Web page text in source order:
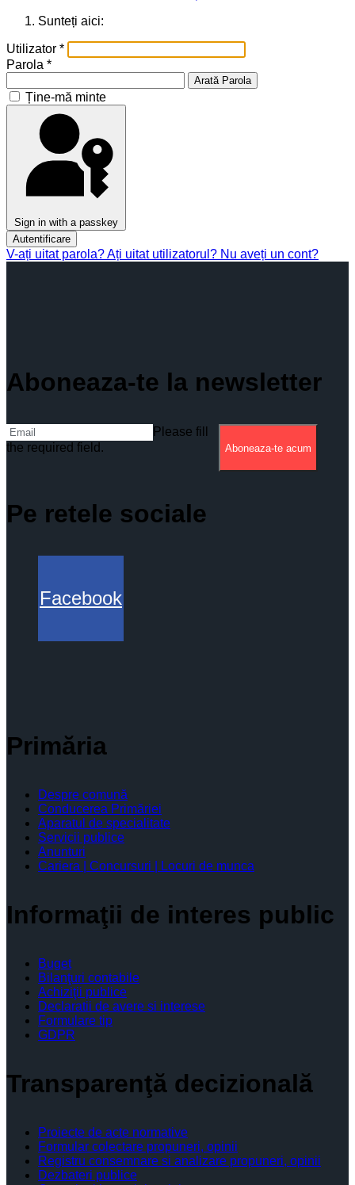
Sunteți aici:
Utilizator *
Parola *
Arată Parola
Ține-mă minte
Sign in with a passkey
Autentificare
V-ați uitat parola?Ați uitat utilizatorul? Nu aveți un cont?
Aboneaza-te la newsletter
Please fill
the required field.
Aboneaza-te acum
Pe retele sociale
Facebook
Primăria
Despre comună
Conducerea Primăriei
Aparatul de specialitate
Servicii publice
Anunturi
Cariera | Concursuri | Locuri de munca
Informaţii de interes public
Buget
Bilanţuri contabile
Achiziţii publice
Declaratii de avere si interese
Formulare tip
GDPR
Transparenţă decizională
Proiecte de acte normative
Formular colectare propuneri, opinii
Registru consemnare si analizare propuneri, opinii
Dezbateri publice